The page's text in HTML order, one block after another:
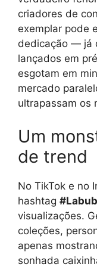
criadores de
exemplar pode
dedicação — já
lançados em
esgotam em
mercado
ultrapassam os
Um
de trend
No TikTok e no
hashtag
visualizações.
coleções,
apenas
sonhada